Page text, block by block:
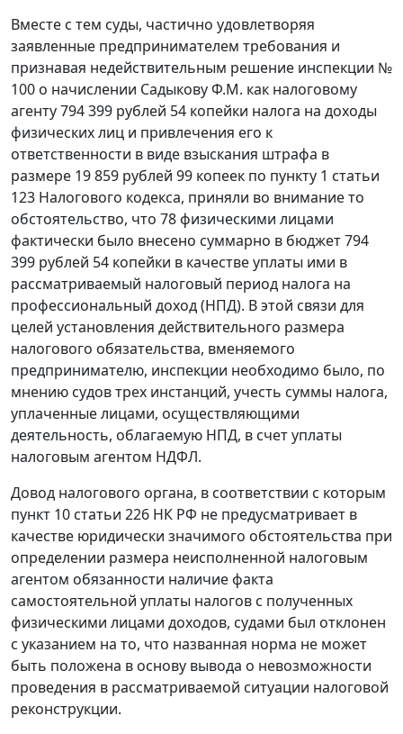
Вместе с тем суды, частично удовлетворяя
заявленные предпринимателем требования и
признавая недействительным решение инспекции №
100 о начислении Садыкову Ф.М. как налоговому
агенту 794 399 рублей 54 копейки налога на доходы
физических лиц и привлечения его к
ответственности в виде взыскания штрафа в
размере 19 859 рублей 99 копеек по пункту 1 статьи
123 Налогового кодекса, приняли во внимание то
обстоятельство, что 78 физическими лицами
фактически было внесено суммарно в бюджет 794
399 рублей 54 копейки в качестве уплаты ими в
рассматриваемый налоговый период налога на
профессиональный доход (НПД). В этой связи для
целей установления действительного размера
налогового обязательства, вменяемого
предпринимателю, инспекции необходимо было, по
мнению судов трех инстанций, учесть суммы налога,
уплаченные лицами, осуществляющими
деятельность, облагаемую НПД, в счет уплаты
налоговым агентом НДФЛ.
Довод налогового органа, в соответствии с которым
пункт 10 статьи 226 НК РФ не предусматривает в
качестве юридически значимого обстоятельства при
определении размера неисполненной налоговым
агентом обязанности наличие факта
самостоятельной уплаты налогов с полученных
физическими лицами доходов, судами был отклонен
с указанием на то, что названная норма не может
быть положена в основу вывода о невозможности
проведения в рассматриваемой ситуации налоговой
реконструкции.